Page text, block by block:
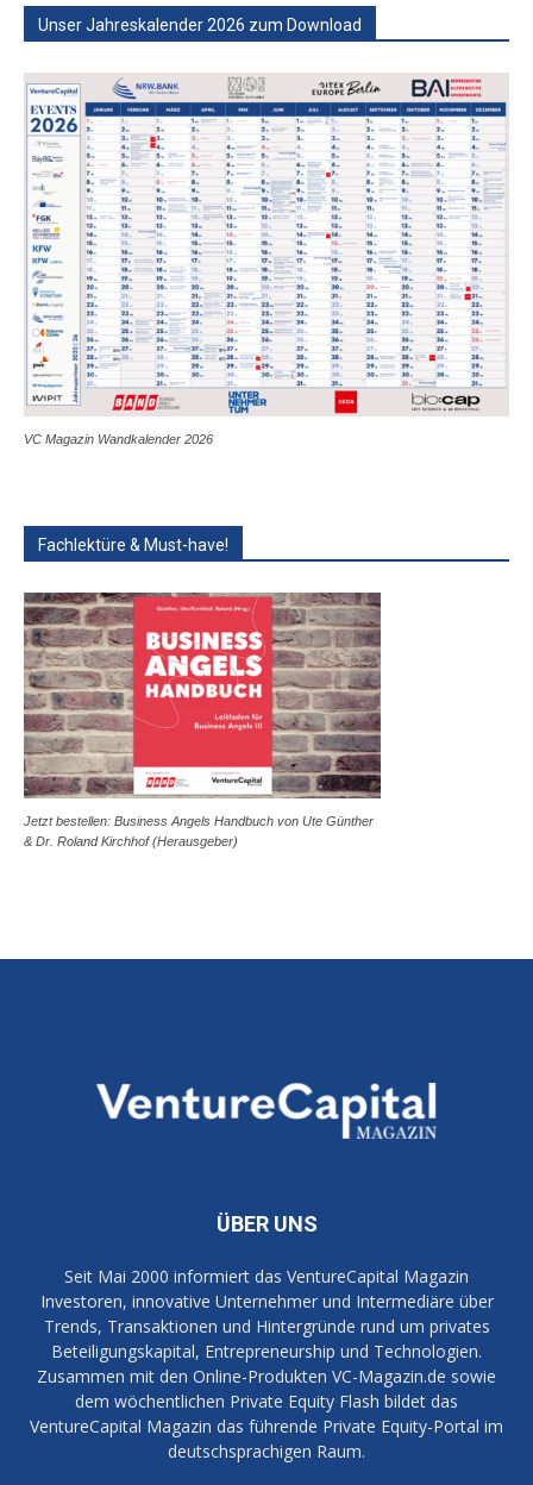
Unser Jahreskalender 2026 zum Download
VC Magazin Wandkalender 2026
Fachlektüre & Must-have!
Jetzt bestellen: Business Angels Handbuch von Ute Günther
& Dr. Roland Kirchhof (Herausgeber)
ÜBER UNS
Seit Mai 2000 informiert das VentureCapital Magazin
Investoren, innovative Unternehmer und Intermediäre über
Trends, Transaktionen und Hintergründe rund um privates
Beteiligungskapital, Entrepreneurship und Technologien.
Zusammen mit den Online-Produkten VC-Magazin.de sowie
dem wöchentlichen Private Equity Flash bildet das
VentureCapital Magazin das führende Private Equity-Portal im
deutschsprachigen Raum.